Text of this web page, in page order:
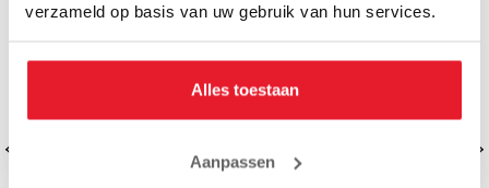
verzameld op basis van uw gebruik van hun services.
Alles toestaan
Aanpassen